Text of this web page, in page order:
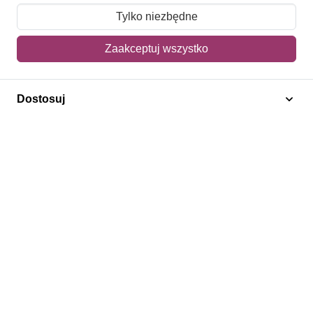
Metody dostawy
Sposoby płatności
Tylko niezbędne
Zaakceptuj wszystko
Dostosuj